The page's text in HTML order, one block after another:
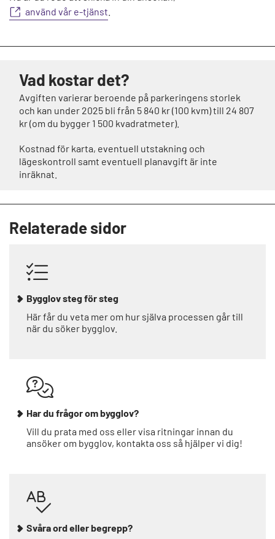
använd vår e-tjänst
Vad kostar det?
Avgiften varierar beroende på parkeringens storlek
och kan under 2025 bli från 5 840 kr (100 kvm) till 24 807
kr (om du bygger 1 500 kvadratmeter).
Kostnad för karta, eventuell utstakning och
lägeskontroll samt eventuell planavgift är inte
inräknat.
Relaterade sidor
Bygglov steg för steg
Här får du veta mer om hur själva processen går till
när du söker bygglov.
Har du frågor om bygglov?
Vill du prata med oss eller visa ritningar innan du
ansöker om bygglov, kontakta oss så hjälper vi dig!
Svåra ord eller begrepp?